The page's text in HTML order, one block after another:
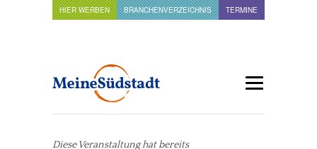
HIER WERBEN BRANCHENVERZEICHNIS TERMINE
Diese Veranstaltung hat bereits